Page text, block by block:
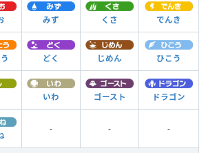
みず くさ でんき
どく じめん ひこう
いわ ゴースト ドラゴン
- - -